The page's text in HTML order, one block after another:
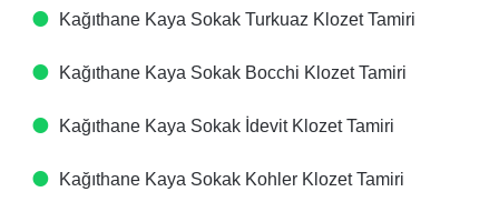
Kağıthane Kaya Sokak Turkuaz Klozet Tamiri
Kağıthane Kaya Sokak Bocchi Klozet Tamiri
Kağıthane Kaya Sokak İdevit Klozet Tamiri
Kağıthane Kaya Sokak Kohler Klozet Tamiri